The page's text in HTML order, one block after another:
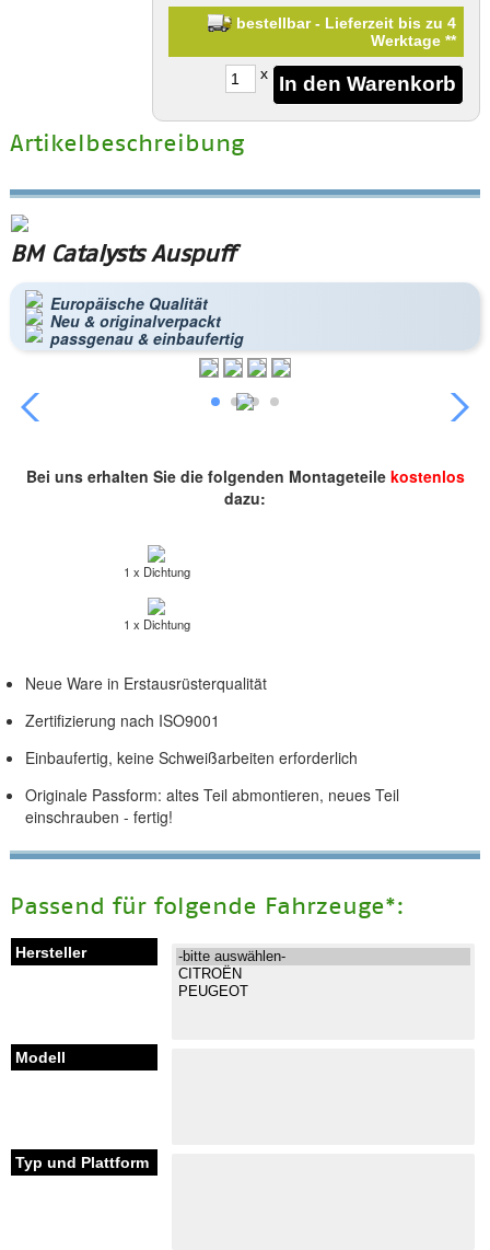
bestellbar - Lieferzeit bis zu 4
Werktage**
x
Artikelbeschreibung
BM Catalysts Auspuff
Europäische Qualität
Neu & originalverpackt
passgenau & einbaufertig
Bei uns erhalten Sie die folgenden Montageteile kostenlos
dazu:
1 x Dichtung
1 x Dichtung
Neue Ware in Erstausrüsterqualität
Zertifizierung nach ISO9001
Einbaufertig, keine Schweißarbeiten erforderlich
Originale Passform: altes Teil abmontieren, neues Teil
einschrauben - fertig!
Passend für folgende Fahrzeuge*: